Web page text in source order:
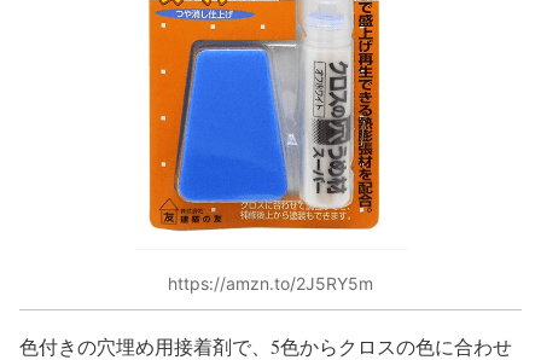
https://amzn.to/2J5RY5m
色付きの穴埋め用接着剤で、5色からクロスの色に合わせ